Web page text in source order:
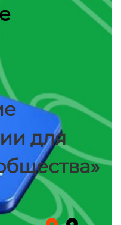
для